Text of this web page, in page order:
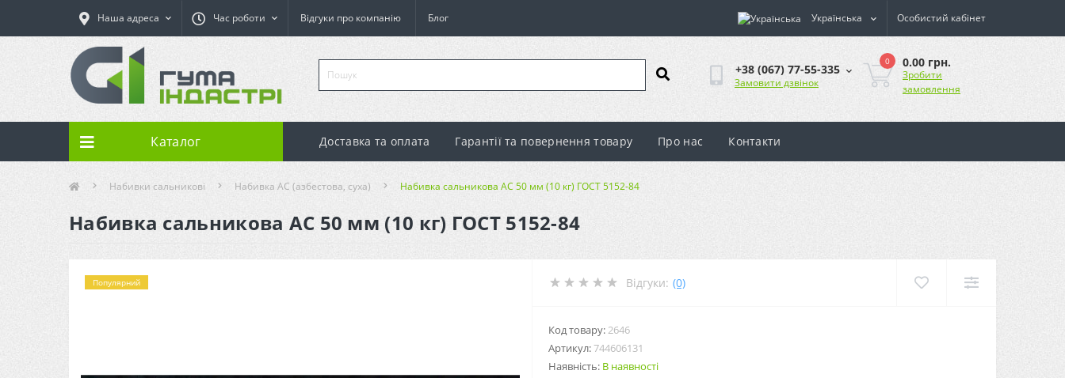
Наша адреса Час роботи Відгуки про компанію Блог Українська Особистий кабінет
+38 (067) 77-55-335
Замовити дзвінок
0 0.00 грн.
Зробити
замовлення
Каталог Доставка та оплата Гарантії та повернення товару Про нас Контакти
Набивки сальникові Набивка АС (азбестова, суха) Набивка сальникова АС 50 мм (10 кг) ГОСТ 5152-84
Набивка сальникова АС 50 мм (10 кг) ГОСТ 5152-84
Популярний Відгуки: (0)
Код товару: 2646
Артикул:744606131
Наявність: В наявності